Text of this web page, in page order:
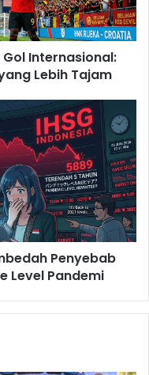
Gol Internasional:
Lebih Tajam
Penyebab
Level Pandemi